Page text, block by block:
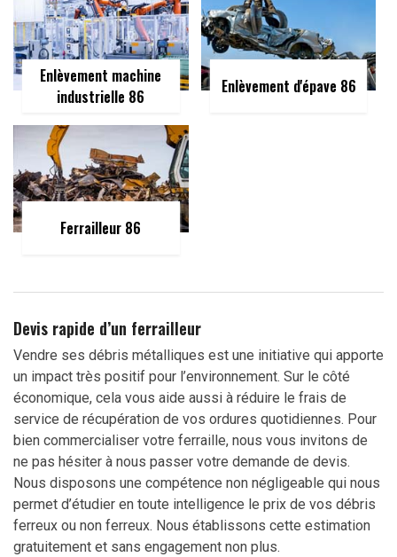
Enlèvement machine
industrielle 86
Enlèvement d'épave 86
Ferrailleur 86
Devis rapide d’un ferrailleur
Vendre ses débris métalliques est une initiative qui apporte
un impact très positif pour l’environnement. Sur le côté
économique, cela vous aide aussi à réduire le frais de
service de récupération de vos ordures quotidiennes. Pour
bien commercialiser votre ferraille, nous vous invitons de
ne pas hésiter à nous passer votre demande de devis.
Nous disposons une compétence non négligeable qui nous
permet d’étudier en toute intelligence le prix de vos débris
ferreux ou non ferreux. Nous établissons cette estimation
gratuitement et sans engagement non plus.